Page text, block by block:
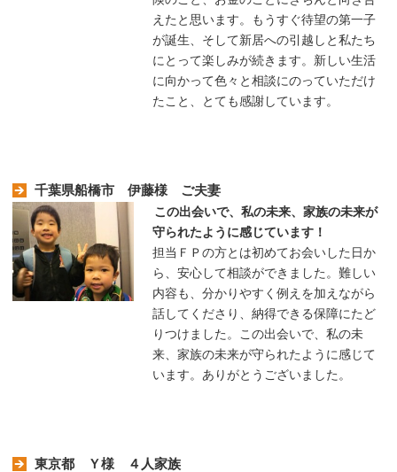
えたと思います。もうすぐ待望の第一子
が誕生、そして新居への引越しと私たち
にとって楽しみが続きます。新しい生活
に向かって色々と相談にのっていただけ
たこと、とても感謝しています。
千葉県船橋市 伊藤様 ご夫妻
この出会いで、私の未来、家族の未来が
守られたように感じています！
担当ＦＰの方とは初めてお会いした日か
ら、安心して相談ができました。難しい
内容も、分かりやすく例えを加えながら
話してくださり、納得できる保障にたど
りつけました。この出会いで、私の未
来、家族の未来が守られたように感じて
います。ありがとうございました。
東京都 Ｙ様 ４人家族